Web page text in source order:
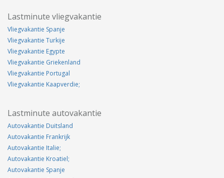
Lastminute vliegvakantie
Vliegvakantie Spanje
Vliegvakantie Turkije
Vliegvakantie Egypte
Vliegvakantie Griekenland
Vliegvakantie Portugal
Vliegvakantie Kaapverdie;
Lastminute autovakantie
Autovakantie Duitsland
Autovakantie Frankrijk
Autovakantie Italie;
Autovakantie Kroatiel;
Autovakantie Spanje